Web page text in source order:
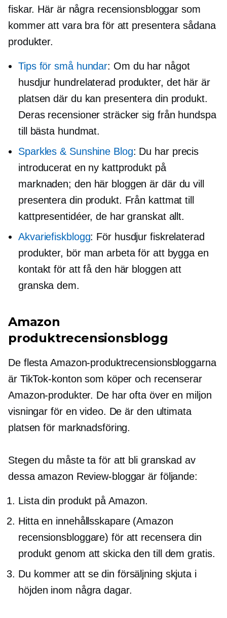
fiskar. Här är några recensionsbloggar som
kommer att vara bra för att presentera sådana
produkter.
Tips för små hundar: Om du har något
husdjur hundrelaterad produkter, det här är
platsen där du kan presentera din produkt.
Deras recensioner sträcker sig från hundspa
till bästa hundmat.
Sparkles & Sunshine Blog: Du har precis
introducerat en ny kattprodukt på
marknaden; den här bloggen är där du vill
presentera din produkt. Från kattmat till
kattpresentidéer, de har granskat allt.
Akvariefiskblogg: För husdjurfiskrelaterad
produkter, bör man arbeta för att bygga en
kontakt för att få den här bloggen att
granska dem.
Amazon
produktrecensionsblogg
De flesta Amazon-produktrecensionsbloggarna
är TikTok-konton som köper och recenserar
Amazon-produkter. De har ofta över en miljon
visningar för en video. De är den ultimata
platsen för marknadsföring.
Stegen du måste ta för att bli granskad av
dessa amazon Review-bloggar är följande:
Lista din produkt på Amazon.
Hitta en innehållsskapare (Amazon
recensionsbloggare) för att recensera din
produkt genom att skicka den till dem gratis.
Du kommer att se din försäljning skjuta i
höjden inom några dagar.